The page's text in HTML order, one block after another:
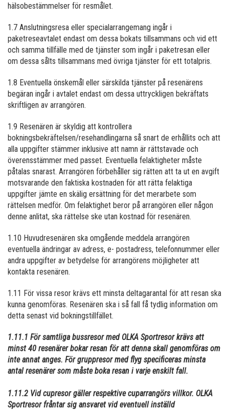
hälsobestämmelser för resmålet.
1.7 Anslutningsresa eller specialarrangemang ingår i
paketreseavtalet endast om dessa bokats tillsammans och vid ett
och samma tillfälle med de tjänster som ingår i paketresan eller
om dessa sålts tillsammans med övriga tjänster för ett totalpris.
1.8 Eventuella önskemål eller särskilda tjänster på resenärens
begäran ingår i avtalet endast om dessa uttryckligen bekräftats
skriftligen av arrangören.
1.9 Resenären är skyldig att kontrollera
bokningsbekräftelsen/resehandlingarna så snart de erhållits och att
alla uppgifter stämmer inklusive att namn är rättstavade och
överensstämmer med passet. Eventuella felaktigheter måste
påtalas snarast. Arrangören förbehåller sig rätten att ta ut en avgift
motsvarande den faktiska kostnaden för att rätta felaktiga
uppgifter jämte en skälig ersättning för det merarbete som
rättelsen medför. Om felaktighet beror på arrangören eller någon
denne anlitat, ska rättelse ske utan kostnad för resenären.
1.10 Huvudresenären ska omgående meddela arrangören
eventuella ändringar av adress, e- postadress, telefonnummer eller
andra uppgifter av betydelse för arrangörens möjligheter att
kontakta resenären.
1.11 För vissa resor krävs ett minsta deltagarantal för att resan ska
kunna genomföras. Resenären ska i så fall få tydlig information om
detta senast vid bokningstillfället.
1.11.1 För samtliga bussresor med OLKA Sportresor krävs att
minst 40 resenärer bokar resan för att denna skall genomföras om
inte annat anges. För gruppresor med flyg specificeras minsta
antal resenärer som måste boka resan i varje enskilt fall.
1.11.2 Vid cupresor gäller respektive cuparrangörs villkor. OLKA
Sportresor fråntar sig ansvaret vid eventuell inställd